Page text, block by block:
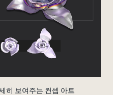
히 보여주는 컨셉 아트